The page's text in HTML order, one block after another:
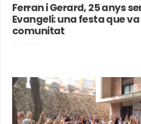
Ferran i Gerard, 25 anys
Evangeli: una festa que
comunitat